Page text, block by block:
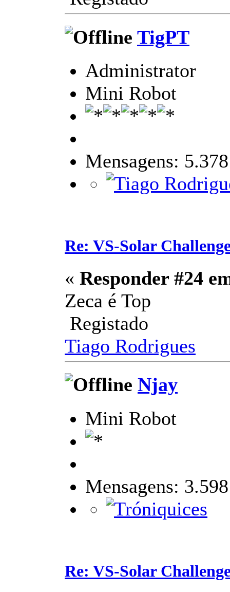
TigPT
Administrator
Mini Robot
Mensagens: 5.378
Re: VS-Solar
« Responder #24
Zeca é Top
Registado
Tiago Rodrigues
Njay
Mini Robot
Mensagens: 3.598
Re: VS-Solar